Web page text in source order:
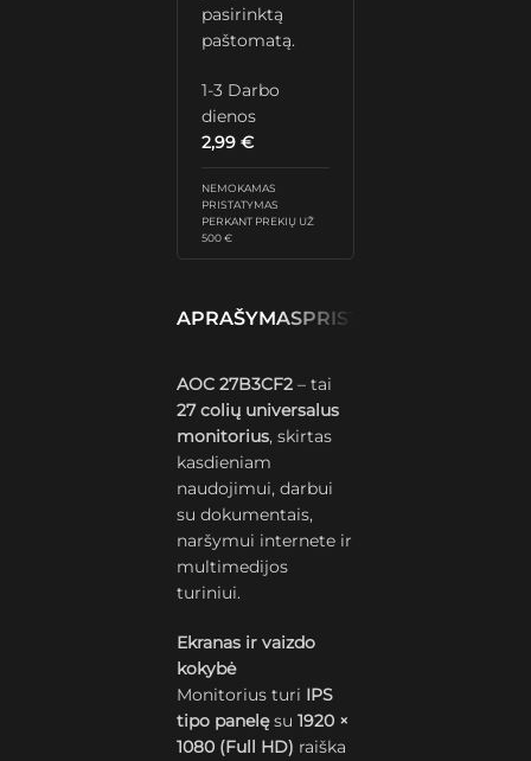
pasirinktą
paštomatą.
1-3 Darbo
dienos
2,99€
NEMOKAMAS
PRISTATYMAS
PERKANT PREKIŲ UŽ
500 €
APRAŠYMASPRISTATYMAS IR
AOC 27B3CF2 – tai
27 colių universalus
monitorius, skirtas
kasdieniam
naudojimui, darbui
su dokumentais,
naršymui internete ir
multimedijos
turiniui.
Ekranas ir vaizdo
kokybė
Monitorius turi IPS
tipo panelęsu1920 ×
1080 (Full HD) raiška